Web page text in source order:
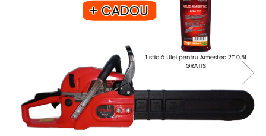
Accesorii pentru oberfreză
Picamere
Polizoare unghiulare
Accesorii pentru drujbă
Echipamente de protecție
Foarfece tablă
Foarfeci Grădină